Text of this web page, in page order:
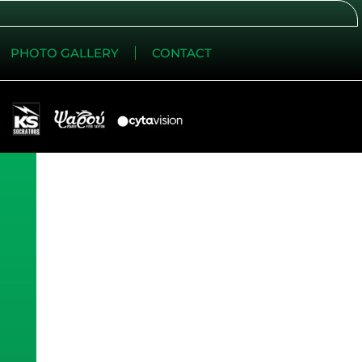
PHOTO GALLERY CONTACT